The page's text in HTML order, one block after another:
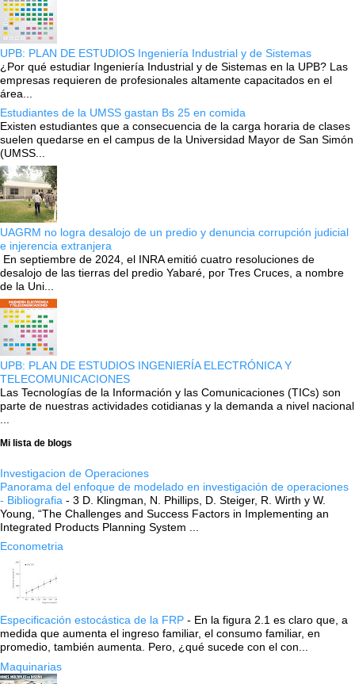
UPB: PLAN DE ESTUDIOS Ingeniería Industrial y de Sistemas
¿Por qué estudiar Ingeniería Industrial y de Sistemas en la UPB? Las
empresas requieren de profesionales altamente capacitados en el
área...
Estudiantes de la UMSS gastan Bs 25 en comida
Existen estudiantes que a consecuencia de la carga horaria de clases
suelen quedarse en el campus de la Universidad Mayor de San Simón
(UMSS...
UAGRM no logra desalojo de un predio y denuncia corrupción judicial
e injerencia extranjera
En septiembre de 2024, el INRA emitió cuatro resoluciones de
desalojo de las tierras del predio Yabaré, por Tres Cruces, a nombre
de la Uni...
UPB: PLAN DE ESTUDIOS INGENIERÍA ELECTRÓNICA Y
TELECOMUNICACIONES
Las Tecnologías de la Información y las Comunicaciones (TICs) son
parte de nuestras actividades cotidianas y la demanda a nivel nacional
Mi lista de blogs
Investigacion de Operaciones
Panorama del enfoque de modelado en investigación de operaciones
- Bibliografia - 3 D. Klingman, N. Phillips, D. Steiger, R. Wirth y W.
Young, “The Challenges and Success Factors in Implementing an
Integrated Products Planning System ...
Econometria
Especificación estocástica de la FRP - En la figura 2.1 es claro que, a
medida que aumenta el ingreso familiar, el consumo familiar, en
promedio, también aumenta. Pero, ¿qué sucede con el con...
Maquinarias